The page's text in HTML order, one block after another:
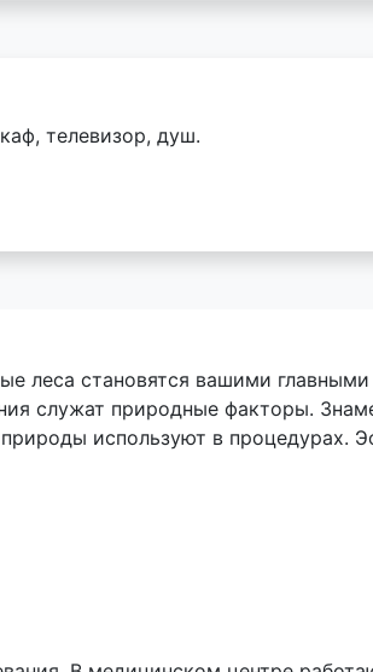
телевизор, душ.
леса становятся вашими
служат природные факторы.
используют в процедурах.